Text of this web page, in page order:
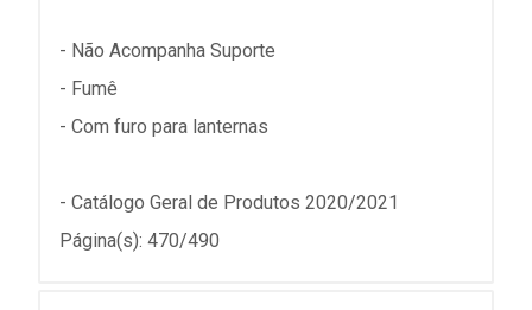
- Não Acompanha Suporte
- Fumê
- Com furo para lanternas
- Catálogo Geral de Produtos 2020/2021
Página(s): 470/490